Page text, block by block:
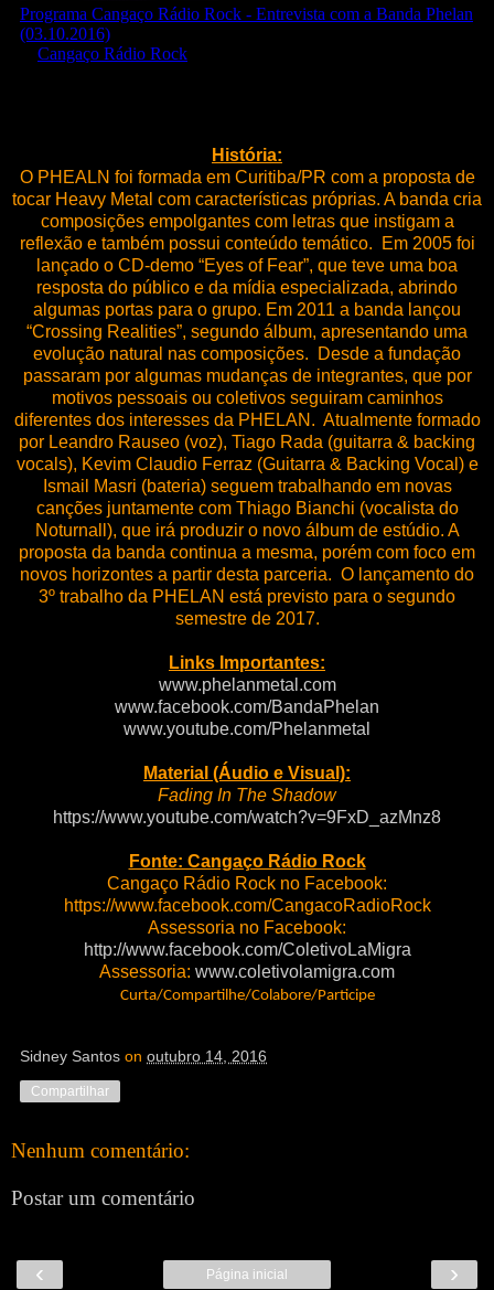
História:
O PHEALN foi formada em Curitiba/PR com a proposta de
tocar Heavy Metal com características próprias. A banda cria
composições empolgantes com letras que instigam a
reflexão e também possui conteúdo temático. Em 2005 foi
lançado o CD-demo “Eyes of Fear”, que teve uma boa
resposta do público e da mídia especializada, abrindo
algumas portas para o grupo. Em 2011 a banda lançou
“Crossing Realities”, segundo álbum, apresentando uma
evolução natural nas composições. Desde a fundação
passaram por algumas mudanças de integrantes, que por
motivos pessoais ou coletivos seguiram caminhos
diferentes dos interesses da PHELAN. Atualmente formado
por Leandro Rauseo (voz), Tiago Rada (guitarra & backing
vocals), Kevim Claudio Ferraz (Guitarra & Backing Vocal) e
Ismail Masri (bateria) seguem trabalhando em novas
canções juntamente com Thiago Bianchi (vocalista do
Noturnall), que irá produzir o novo álbum de estúdio. A
proposta da banda continua a mesma, porém com foco em
novos horizontes a partir desta parceria. O lançamento do
3º trabalho da PHELAN está previsto para o segundo
semestre de 2017.
Links Importantes:
www.phelanmetal.com
www.facebook.com/BandaPhelan
www.youtube.com/Phelanmetal
Material (Áudio e Visual):
Fading In The Shadow
https://www.youtube.com/watch?v=9FxD_azMnz8
Fonte: Cangaço Rádio Rock
Cangaço Rádio Rock no Facebook:
https://www.facebook.com/CangacoRadioRock
Assessoria no Facebook:
http://www.facebook.com/ColetivoLaMigra
Assessoria: www.coletivolamigra.com
Curta/Compartilhe/Colabore/Participe
Sidney Santos on outubro 14, 2016
Compartilhar
Nenhum comentário:
Postar um comentário
‹ ›
Página inicial